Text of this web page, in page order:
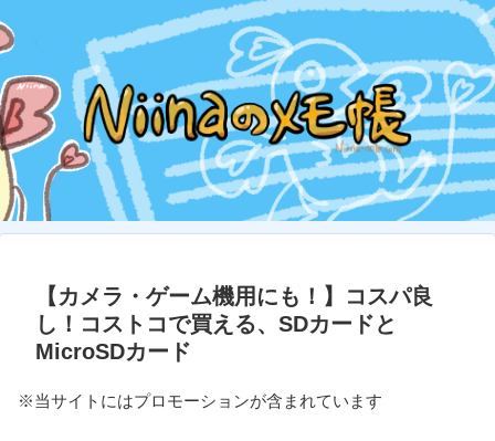
【カメラ・ゲーム機用にも！】コスパ良
し！コストコで買える、SDカードと
MicroSDカード
※当サイトにはプロモーションが含まれています